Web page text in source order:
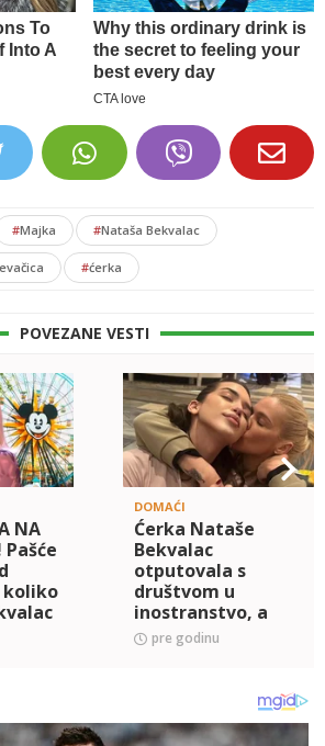
#Majka #Nataša Bekvalac
#ćerka
POVEZANE VESTI
NA
Pašće
koliko
za
DOMAĆI
Ćerka Nataše
Bekvalac
otputovala s
društvom u
inostranstvo, a
onda su slike
završile na
hitno reagovala čim
je videla! (FOTO)
pre godinu